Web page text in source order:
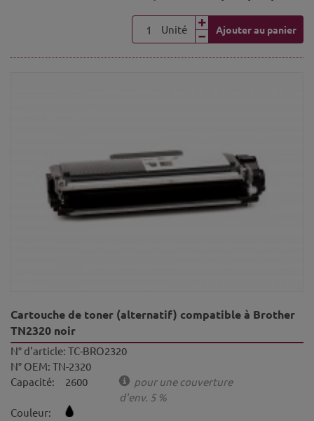
Unité Ajouter au panier
Cartouche de toner (alternatif) compatible à Brother
TN2320 noir
N° d'article: TC-BRO2320
N° OEM: TN-2320
Capacité:
2600
pour une couverture
d'env. 5 %
Couleur: